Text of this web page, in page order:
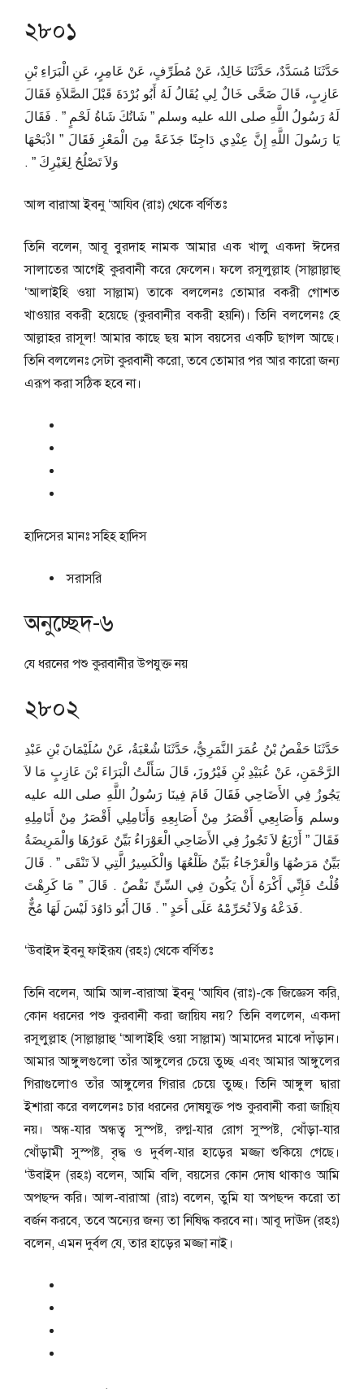
২৮০১
حَدَّثَنَا مُسَدَّدٌ، حَدَّثَنَا خَالِدٌ، عَنْ مُطَرِّفٍ، عَنْ عَامِرٍ، عَنِ الْبَرَاءِ بْنِ
عَازِبٍ، قَالَ ضَحَّى خَالٌ لِي يُقَالُ لَهُ أَبُو بُرْدَةَ قَبْلَ الصَّلاَةِ فَقَالَ
لَهُ رَسُولُ اللَّهِ صلى الله عليه وسلم ‏”‏ شَاتُكَ شَاةُ لَحْمٍ ‏”‏ ‏.‏ فَقَالَ
يَا رَسُولَ اللَّهِ إِنَّ عِنْدِي دَاجِنًا جَذَعَةً مِنَ الْمَعْزِ فَقَالَ ‏”‏ اذْبَحْهَا
وَلاَ تَصْلُحُ لِغَيْرِكَ ‏”‏ ‏.‏
আল বারাআ ইবনু ‘আযিব (রাঃ) থেকে বর্ণিতঃ
তিনি বলেন, আবূ বুরদাহ নামক আমার এক খালু একদা ঈদের
সালাতের আগেই কুরবানী করে ফেলেন। ফলে রসূলুল্লাহ (সাল্লাল্লাহু
‘আলাইহি ওয়া সাল্লাম) তাকে বললেনঃ তোমার বকরী গোশত
খাওয়ার বকরী হয়েছে (কুরবানীর বকরী হয়নি)। তিনি বললেনঃ হে
আল্লাহর রাসূল! আমার কাছে ছয় মাস বয়সের একটি ছাগল আছে।
তিনি বললেনঃ সেটা কুরবানী করো, তবে তোমার পর আর কারো জন্য
এরূপ করা সঠিক হবে না।
হাদিসের মানঃসহিহ হাদিস
সরাসরি
অনুচ্ছেদ-৬
যে ধরনের পশু কুরবানীর উপযুক্ত নয়
২৮০২
حَدَّثَنَا حَفْصُ بْنُ عُمَرَ النَّمَرِيُّ، حَدَّثَنَا شُعْبَةُ، عَنْ سُلَيْمَانَ بْنِ عَبْدِ
الرَّحْمَنِ، عَنْ عُبَيْدِ بْنِ فَيْرُوزَ، قَالَ سَأَلْتُ الْبَرَاءَ بْنَ عَازِبٍ مَا لاَ
يَجُوزُ فِي الأَضَاحِي فَقَالَ قَامَ فِينَا رَسُولُ اللَّهِ صلى الله عليه
وسلم وَأَصَابِعِي أَقْصَرُ مِنْ أَصَابِعِهِ وَأَنَامِلِي أَقْصَرُ مِنْ أَنَامِلِهِ
فَقَالَ ‏”‏ أَرْبَعٌ لاَ تَجُوزُ فِي الأَضَاحِي الْعَوْرَاءُ بَيِّنٌ عَوَرُهَا وَالْمَرِيضَةُ
بَيِّنٌ مَرَضُهَا وَالْعَرْجَاءُ بَيِّنٌ ظَلْعُهَا وَالْكَسِيرُ الَّتِي لاَ تَنْقَى ‏”‏ ‏.‏ قَالَ
قُلْتُ فَإِنِّي أَكْرَهُ أَنْ يَكُونَ فِي السِّنِّ نَقْصٌ ‏.‏ قَالَ ‏”‏ مَا كَرِهْتَ
فَدَعْهُ وَلاَ تُحَرِّمْهُ عَلَى أَحَدٍ ‏”‏ ‏.‏ قَالَ أَبُو دَاوُدَ لَيْسَ لَهَا مُخٌّ ‏.
‘উবাইদ ইবনু ফাইরূয (রহঃ) থেকে বর্ণিতঃ
তিনি বলেন, আমি আল-বারাআ ইবনু ‘আযিব (রাঃ)-কে জিজ্ঞেস করি,
কোন ধরনের পশু কুরবানী করা জায়িয নয়? তিনি বললেন, একদা
রসূলুল্লাহ (সাল্লাল্লাহু ‘আলাইহি ওয়া সাল্লাম) আমাদের মাঝে দাঁড়ান।
আমার আঙ্গুলগুলো তাঁর আঙ্গুলের চেয়ে তুচ্ছ এবং আমার আঙ্গুলের
গিরাগুলোও তাঁর আঙ্গুলের গিরার চেয়ে তুচ্ছ। তিনি আঙ্গুল দ্বারা
ইশারা করে বললেনঃ চার ধরনের দোষযুক্ত পশু কুরবানী করা জায়ি্য
নয়। অন্ধ-যার অন্ধত্ব সুস্পষ্ট, রুগ্ন-যার রোগ সুস্পষ্ট, খোঁড়া-যার
খোঁড়ামী সুস্পষ্ট, বৃদ্ধ ও দুর্বল-যার হাড়ের মজ্জা শুকিয়ে গেছে।
‘উবাইদ (রহঃ) বলেন, আমি বলি, বয়সের কোন দোষ থাকাও আমি
অপছন্দ করি। আল-বারাআ (রাঃ) বলেন, তুমি যা অপছন্দ করো তা
বর্জন করবে, তবে অন্যের জন্য তা নিষিদ্ধ করবে না। আবূ দাঊদ (রহঃ)
বলেন, এমন দুর্বল যে, তার হাড়ের মজ্জা নাই।